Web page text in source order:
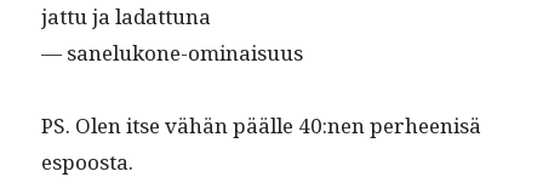
jat­tu ja ladattuna
— sanelukone-ominaisuus
PS. Olen itse vähän päälle 40:nen per­heenisä
espoosta.